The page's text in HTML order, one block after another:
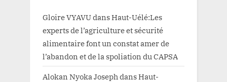
Gloire VYAVUdansHaut-Uélé:Les
experts de l’agriculture et sécurité
alimentaire font un constat amer de
l’abandon et de la spoliation du CAPSA
Alokan Nyoka Joseph dansHaut-